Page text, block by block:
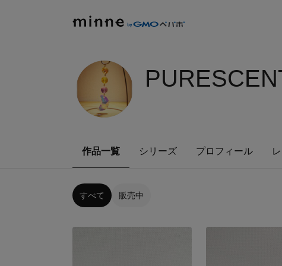
作品一覧 シリーズ プロフィール
すべて 販売中